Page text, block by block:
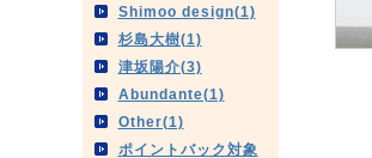
Shimoo design(1)
杉島大樹(1)
津坂陽介(3)
Abundante(1)
Other(1)
ポイントバック対象